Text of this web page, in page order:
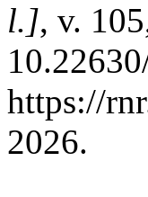
l.], v.
https://
2026.